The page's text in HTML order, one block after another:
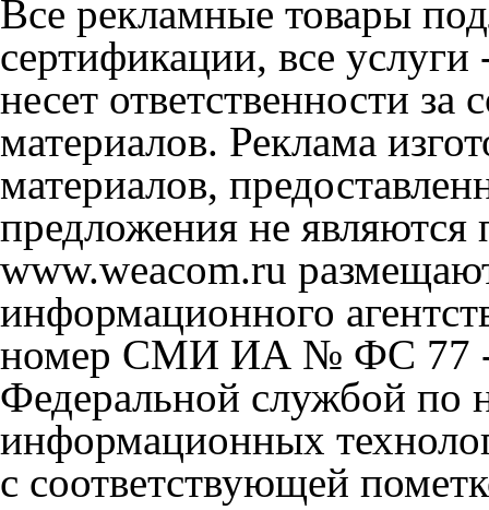
Все рекламные товары
сертификации, все
несет ответственности
материалов. Реклама
материалов,
предложения не
www.weacom.ru
информационного
номер СМИ ИА № ФС 77 -
Федеральной службой по
информационных
с соответствующей